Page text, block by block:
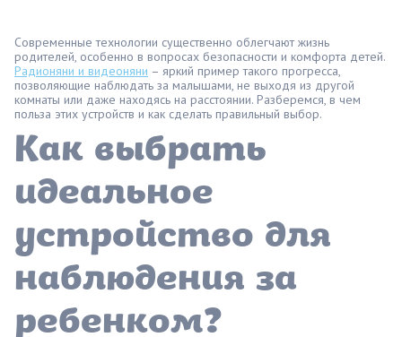
Современные технологии существенно облегчают жизнь
родителей, особенно в вопросах безопасности и комфорта детей.
Радионяни и видеоняни – яркий пример такого прогресса,
позволяющие наблюдать за малышами, не выходя из другой
комнаты или даже находясь на расстоянии. Разберемся, в чем
польза этих устройств и как сделать правильный выбор.
Как выбрать
идеальное
устройство для
наблюдения за
ребенком?